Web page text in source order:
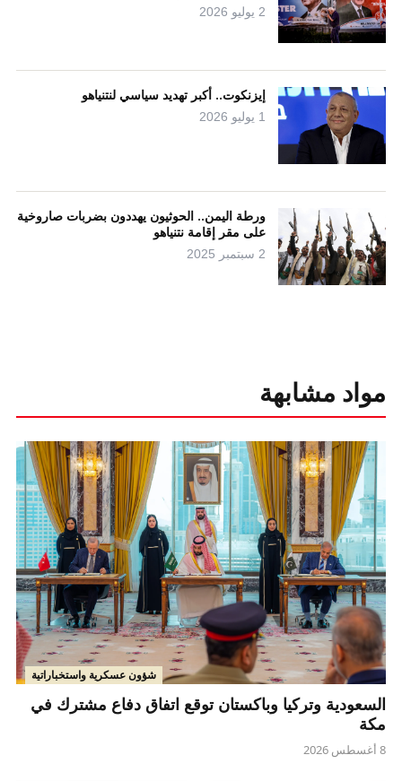
2 يوليو 2026
إيزنكوت.. أكبر تهديد سياسي لنتنياهو
1 يوليو 2026
ورطة اليمن.. الحوثيون يهددون بضربات صاروخية
على مقر إقامة نتنياهو
2 سبتمبر 2025
مواد مشابهة
شؤون عسكرية واستخباراتية
السعودية وتركيا وباكستان توقع اتفاق دفاع مشترك في
مكة
8 أغسطس 2026